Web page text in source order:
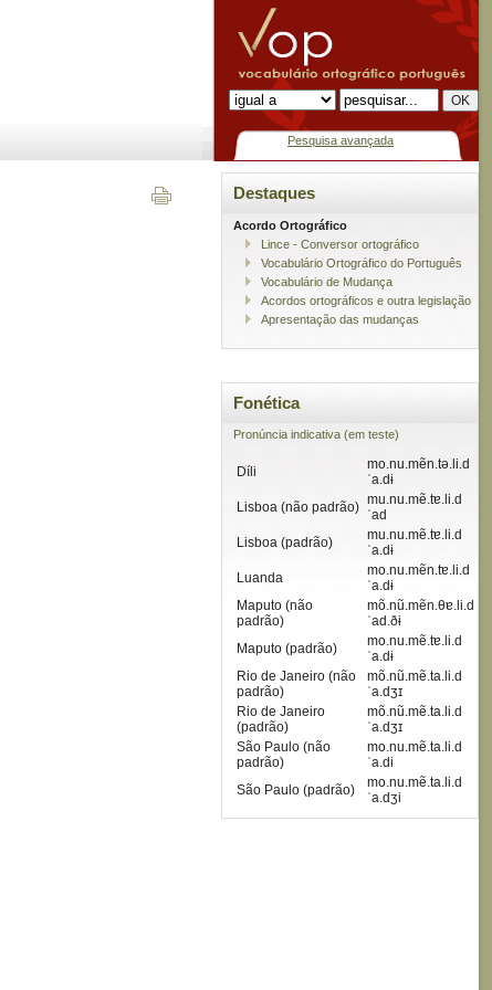
Pesquisa avançada
Destaques
Acordo Ortográfico
Lince - Conversor ortográfico
Vocabulário Ortográfico do Português
Vocabulário de Mudança
Acordos ortográficos e outra legislação
Apresentação das mudanças
Fonética
Pronúncia indicativa (em teste)
Díli
mo.nu.mẽn.tə.li.d
ˈa.dɨ
Lisboa (não padrão) mu.nu.mẽ.tɐ.li.d
ˈad
Lisboa (padrão)
mu.nu.mẽ.tɐ.li.d
ˈa.dɨ
Luanda
mo.nu.mẽn.tɐ.li.d
ˈa.dɨ
Maputo (não
padrão)
mõ.nũ.mẽn.θɐ.li.d
ˈad.ðɨ
Maputo (padrão)
mo.nu.mẽ.tɐ.li.d
ˈa.dɨ
Rio de Janeiro (não
padrão)
mõ.nũ.mẽ.ta.li.d
ˈa.dʒɪ
Rio de Janeiro
(padrão)
mõ.nũ.mẽ.ta.li.d
ˈa.dʒɪ
São Paulo (não
padrão)
mo.nu.mẽ.ta.li.d
ˈa.di
São Paulo (padrão)
mo.nu.mẽ.ta.li.d
ˈa.dʒi